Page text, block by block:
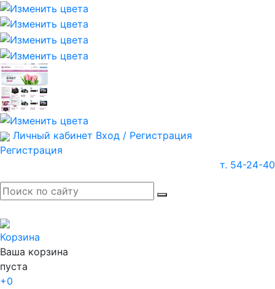
Личный кабинет Вход / Регистрация
Регистрация
т. 54-24-40
Корзина
Ваша корзина
пуста
+0